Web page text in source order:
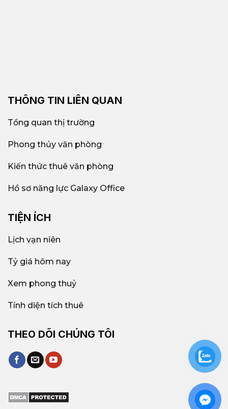
THÔNG TIN LIÊN QUAN
Tổng quan thị trường
Phong thủy văn phòng
Kiến thức thuê văn phòng
Hồ sơ năng lực Galaxy Office
TIỆN ÍCH
Lịch vạn niên
Tỷ giá hôm nay
Xem phong thuỷ
Tính diện tích thuê
THEO DÕI CHÚNG TÔI